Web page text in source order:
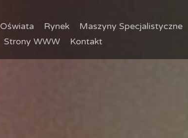
Oświata Rynek Maszyny Specjalistyczne
Strony WWW Kontakt